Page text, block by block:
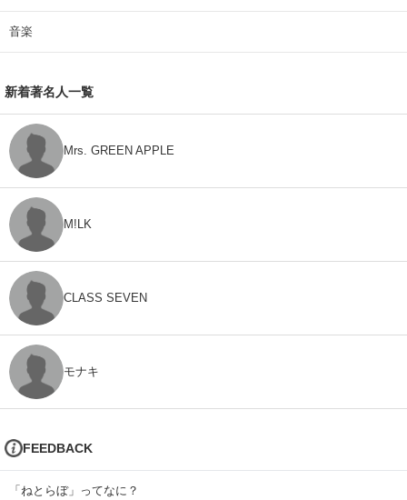
音楽
新着著名人一覧
Mrs. GREEN APPLE
M!LK
CLASS SEVEN
モナキ
FEEDBACK
「ねとらぼ」ってなに？